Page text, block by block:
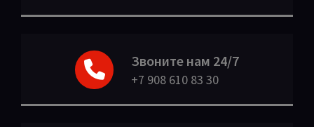
Звоните нам 24/7
+7 908 610 83 30